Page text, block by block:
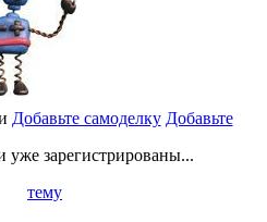
уже зарегистрированы...
Добавьте самоделку Добавьте
тему